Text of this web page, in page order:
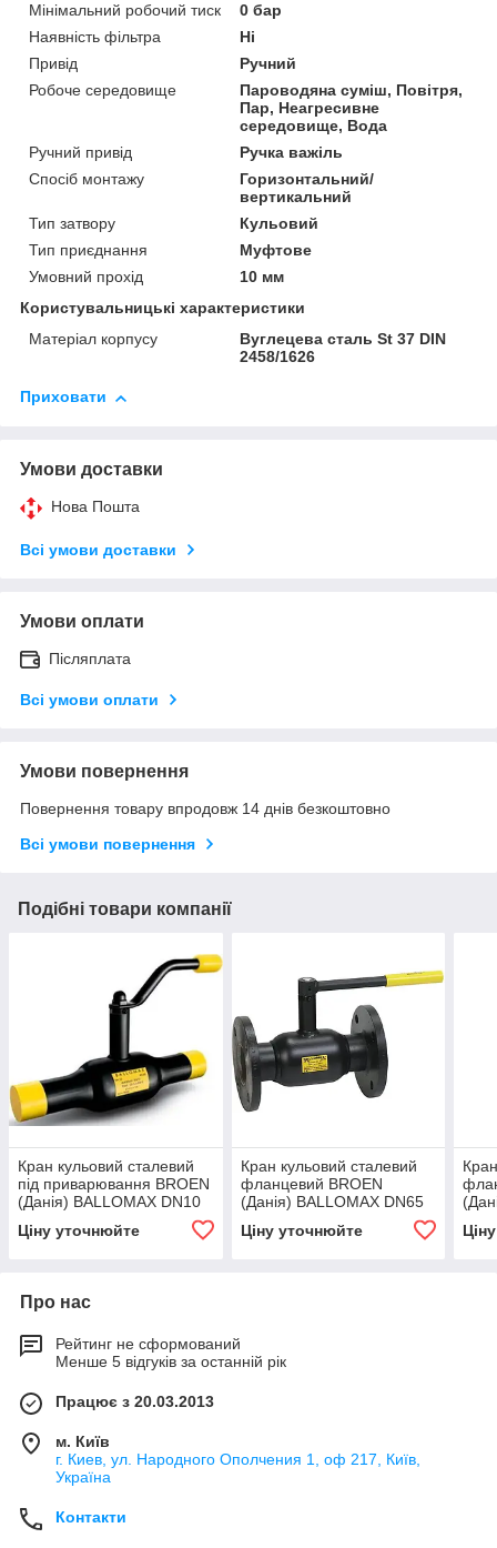
Мінімальний робочий тиск
0 бар
Наявність фільтра
Ні
Привід
Ручний
Робоче середовище
Пароводяна суміш, Повітря,
Пар, Неагресивне
середовище, Вода
Ручний привід
Ручка важіль
Спосіб монтажу
Горизонтальний/
вертикальний
Тип затвору
Кульовий
Тип приєднання
Муфтове
Умовний прохід
10 мм
Користувальницькі характеристики
Матеріал корпусу
Вуглецева сталь St 37 DIN
2458/1626
Приховати
Умови доставки
Нова Пошта
Всі умови доставки
Умови оплати
Післяплата
Всі умови оплати
Умови повернення
Повернення товару впродовж 14 днів безкоштовно
Всі умови повернення
Подібні товари компанії
Кран кульовий сталевий
під приварювання BROEN
(Данія) BALLOMAX DN10
61102010 010
Ціну уточнюйте
Кран кульовий сталевий
фланцевий BROEN
(Данія) BALLOMAX DN65
94325065L27 010
Ціну уточнюйте
Про нас
Рейтинг не сформований
Менше 5 відгуків за останній рік
Працює з 20.03.2013
м. Київ
г. Киев, ул. Народного Ополчения 1, оф 217, Київ,
Україна
Контакти